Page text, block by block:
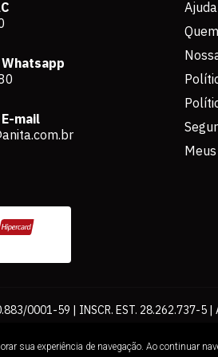
mail
0001-59 | INSCR. EST. 28.262.737-5
Loja. É proibida a utilização total ou
sua experiência de navegação. Ao continuar